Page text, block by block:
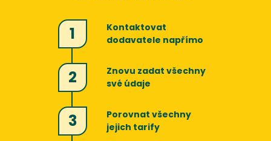
1
Kontaktovat
dodavatele napřímo
2
Znovu zadat všechny
své údaje
3
Porovnat všechny
jejich tarify